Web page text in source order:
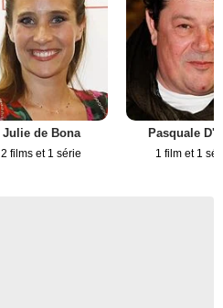
Julie de Bona
2 films et 1 série
Pasquale
1 film et 1